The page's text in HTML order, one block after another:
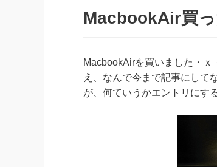
MacbookAir買
MacbookAirを買いました・
え、なんで今まで記事にし
が、何ていうかエントリにす